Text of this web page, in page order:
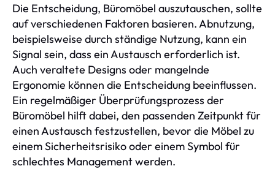
Die Entscheidung, Büromöbel auszutauschen, sollte
auf verschiedenen Faktoren basieren. Abnutzung,
beispielsweise durch ständige Nutzung, kann ein
Signal sein, dass ein Austausch erforderlich ist.
Auch veraltete Designs oder mangelnde
Ergonomie können die Entscheidung beeinflussen.
Ein regelmäßiger Überprüfungsprozess der
Büromöbel hilft dabei, den passenden Zeitpunkt für
einen Austausch festzustellen, bevor die Möbel zu
einem Sicherheitsrisiko oder einem Symbol für
schlechtes Management werden.